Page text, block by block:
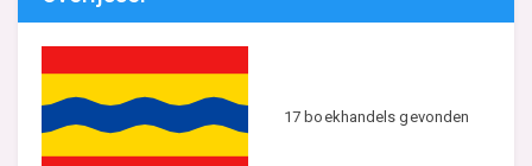
17 boekhandels gevonden